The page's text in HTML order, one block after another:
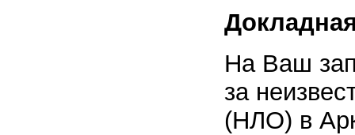
На Ваш
за
(НЛО) в